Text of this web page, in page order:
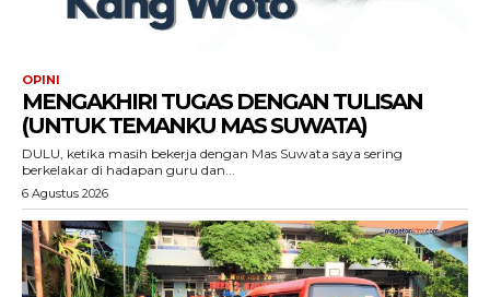
OPINI
MENGAKHIRI TUGAS DENGAN TULISAN
(UNTUK TEMANKU MAS SUWATA)
DULU, ketika masih bekerja dengan Mas Suwata saya sering
berkelakar di hadapan guru dan...
6 Agustus 2026